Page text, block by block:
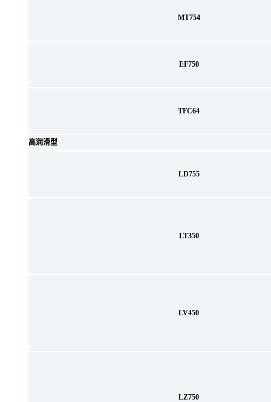
MT754
EF750
TFC64
高润滑型
LD755
LT350
LV450
LZ750